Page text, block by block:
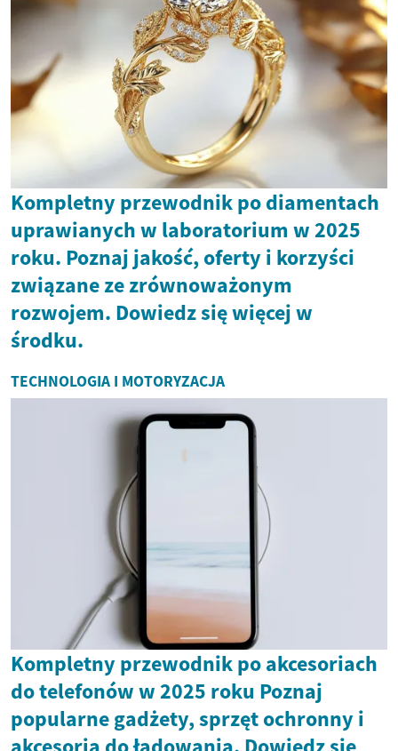
Kompletny przewodnik po diamentach
uprawianych w laboratorium w 2025
roku. Poznaj jakość, oferty i korzyści
związane ze zrównoważonym
rozwojem. Dowiedz się więcej w
środku.
TECHNOLOGIA I MOTORYZACJA
Kompletny przewodnik po akcesoriach
do telefonów w 2025 roku Poznaj
popularne gadżety, sprzęt ochronny i